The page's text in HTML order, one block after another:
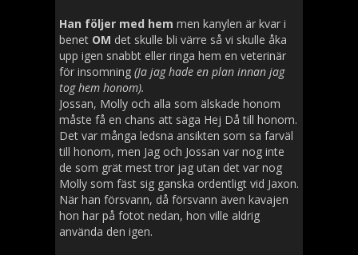
Han följer med hem men kanylen är kvar i
benet OM det skulle bli värre så vi skulle åka
upp igen snabbt eller ringa hem en veterinär
för insomning (Ja jag hade en plan innan jag
tog hem honom).
Jossan, Molly och alla som älskade honom
måste få en chans att säga Hej Då till honom.
Det var många ledsna ansikten som sa farväl
till honom, men Jag och Jossan var nog inte
de som grät mest tror jag utan det var nog
Molly som fäst sig ganska ordentligt vid Jaxon.
När han försvann, då försvann även kavajen
hon har på fotot nedan, hon ville aldrig
använda den igen.